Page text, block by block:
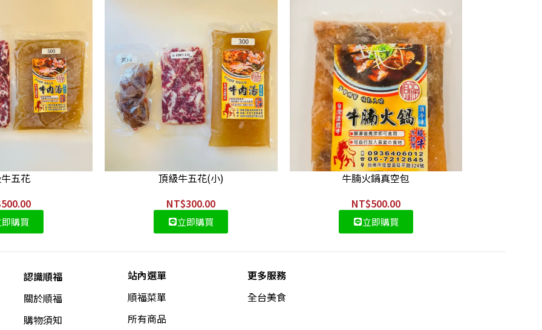
五花
500.00
購買
頂級牛五花(小)
NT$300.00
立即購買
牛腩火鍋真空包
NT$500.00
立即購買
認識順福
關於順福
購物須知
站內選單
順福菜單
所有商品
更多服務
全台美食